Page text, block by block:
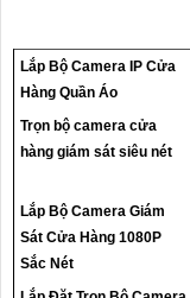
Lắp Bộ Camera IP Cửa
Hàng Quần Áo
Trọn bộ camera cửa
hàng giám sát siêu nét
Lắp Bộ Camera Giám
Sát Cửa Hàng 1080P
Sắc Nét